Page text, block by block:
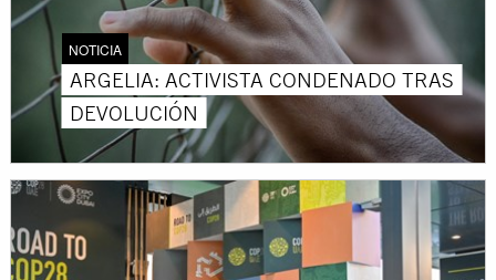
NOTICIA
ARGELIA: ACTIVISTA CONDENADO TRAS
DEVOLUCIÓN